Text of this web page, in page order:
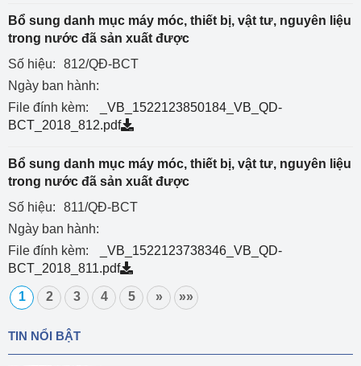
Bổ sung danh mục máy móc, thiết bị, vật tư, nguyên liệu
trong nước đã sản xuất được
Số hiệu:
812/QĐ-BCT
Ngày ban hành:
File đính kèm:
_VB_1522123850184_VB_QD-
BCT_2018_812.pdf
Bổ sung danh mục máy móc, thiết bị, vật tư, nguyên liệu
trong nước đã sản xuất được
Số hiệu:
811/QĐ-BCT
Ngày ban hành:
File đính kèm:
_VB_1522123738346_VB_QD-
BCT_2018_811.pdf
1 2 3 4 5 » »»
TIN NỔI BẬT